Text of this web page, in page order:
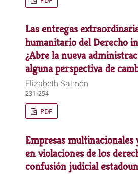
Las entregas
humanitario del Derecho
¿Abre la nueva
alguna perspectiva de
Elizabeth Salmón
231-254
PDF
Empresas
en violaciones de los
confusión judicial